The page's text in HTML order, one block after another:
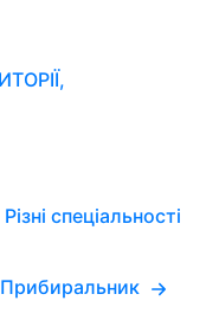
спеціальності
Прибиральник